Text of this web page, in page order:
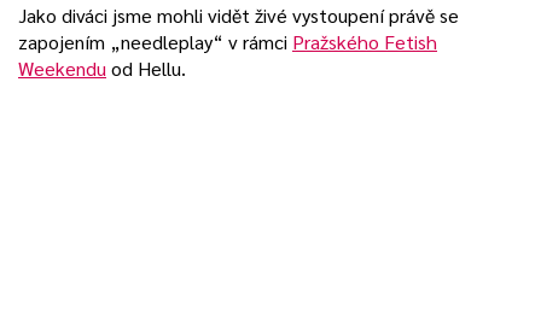
Jako diváci jsme mohli vidět živé vystoupení právě se
zapojením „needleplay“ v rámci Pražského Fetish
Weekenduod Hellu.